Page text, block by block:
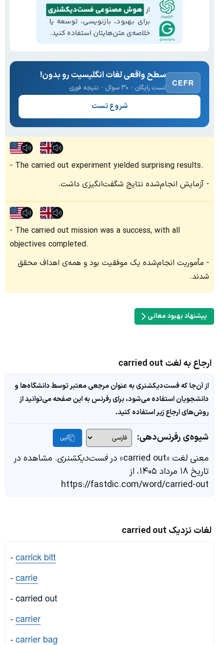
CEFR
سطح واقعی لغات انگلیسیت رو بدون!
تست رایگان · ۳۰ سوال · نتیجه فوری
شروع تست
The carried out experiment yielded surprising results.
آزمایش انجام‌شده نتایج شگفت‌انگیزی داشت.
The carried out mission was a success, with all
objectives completed.
مأموریت انجام‌شده یک موفقیت بود و همه‌ی اهداف محقق
شدند.
پیشنهاد بهبود معانی
ارجاع به لغت carried out
از آن‌جا که فست‌دیکشنری به عنوان مرجعی معتبر توسط دانشگاه‌ها و
دانشجویان استفاده می‌شود، برای رفرنس به این صفحه می‌توانید از
روش‌های ارجاع زیر استفاده کنید.
شیوه‌ی رفرنس‌دهی: کپی
معنی لغت «carried out» در فست‌دیکشنری. مشاهده در
تاریخ ۱۸ مرداد ۱۴۰۵، از
https://fastdic.com/word/carried-out
لغات نزدیک carried out
-carrick bitt
-carrie
- carried out
-carrier
-carrier bag